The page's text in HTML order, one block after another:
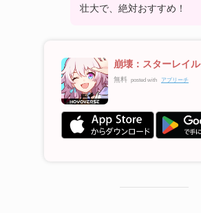
壮大で、絶対おすすめ！
崩壊：スターレイル
無料 posted with アプリーチ